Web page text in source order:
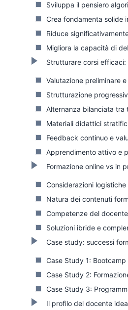
Sviluppa il pensiero
Crea fondamenta solide
Riduce
Migliora la capacità di
Strutturare corsi
Valutazione preliminare
Strutturazione
Alternanza bilanciata tra
Materiali didattici
Feedback continuo e
Apprendimento attivo e
Formazione online vs in
Considerazioni
Natura dei contenuti
Competenze del
Soluzioni ibride e
Case study: successi
Case Study 1:
Case Study 2:
Case Study 3:
Il profilo del docente